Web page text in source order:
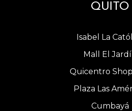
QUITO
Isabel La
Mall El
Quicentro
Plaza Las
Cumbayá